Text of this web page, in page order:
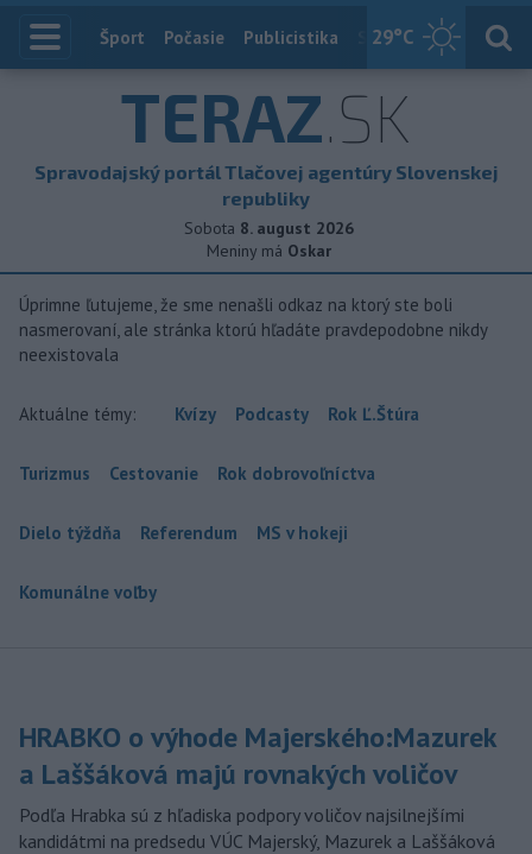
29°C
Index
Šport Počasie Publicistika Slovensko
TERAZ.SK
Spravodajský portál Tlačovej agentúry Slovenskej
republiky
Sobota 8. august 2026
Meniny má Oskar
Úprimne ľutujeme, že sme nenašli odkaz na ktorý ste boli
nasmerovaní, ale stránka ktorú hľadáte pravdepodobne nikdy
neexistovala
Aktuálne témy: Kvízy Podcasty Rok Ľ.Štúra
Turizmus Cestovanie Rok dobrovoľníctva
Dielo týždňa Referendum MS v hokeji
Komunálne voľby
HRABKO o výhode Majerského:Mazurek
a Laššáková majú rovnakých voličov
Podľa Hrabka sú z hľadiska podpory voličov najsilnejšími
kandidátmi na predsedu VÚC Majerský, Mazurek a Laššáková